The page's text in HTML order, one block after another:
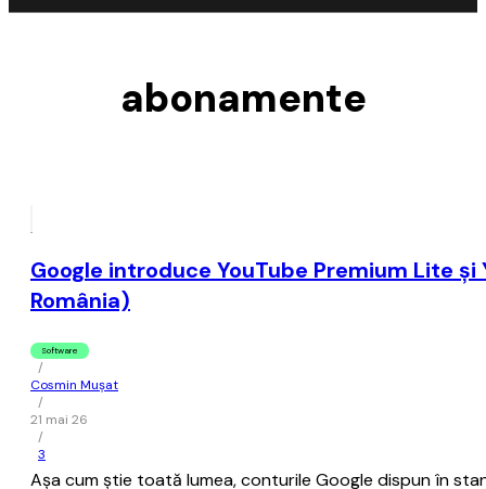
abonamente
Google introduce YouTube Premium Lite
România)
Software
/
Cosmin Mușat
/
21 mai 26
/
3
Aşa cum ştie toată lumea, conturile Google dispun în